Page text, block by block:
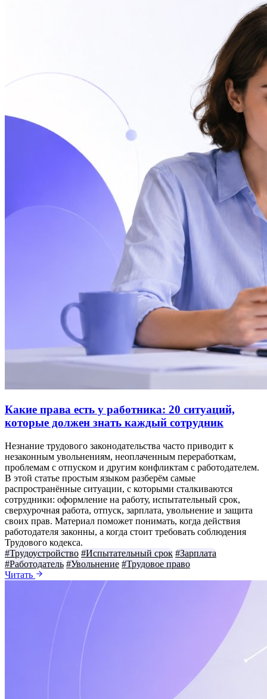
Какие права есть у работника: 20 ситуаций,
которые должен знать каждый сотрудник
Незнание трудового законодательства часто приводит к
незаконным увольнениям, неоплаченным переработкам,
проблемам с отпуском и другим конфликтам с работодателем.
В этой статье простым языком разберём самые
распространённые ситуации, с которыми сталкиваются
сотрудники: оформление на работу, испытательный срок,
сверхурочная работа, отпуск, зарплата, увольнение и защита
своих прав. Материал поможет понимать, когда действия
работодателя законны, а когда стоит требовать соблюдения
Трудового кодекса.
#Трудоустройство #Испытательный срок #Зарплата
#Работодатель #Увольнение #Трудовое право
Читать